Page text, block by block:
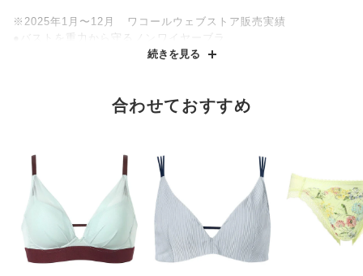
※2025年1月〜12月 ワコールウェブストア販売実績
●バストを重力から守るノンワイヤーブラ
つけるだけで、重力によるバストの皮ふ伸びを抑え、ノンワイ
さまざまな姿勢のときでも、バストケアシートが密着して、バ
バストケアシートには綿混素材を使用し、肌ざわりがやさしい
●サイドのラインをすっきり
ハリとコシのあるプッシュアップ成型カップ(モールドカップ)
が自然なまるみのあるバストをメイクし、カップ脇の切り替え
で、サイドのラインをすっきりととのえる
●ピタッとフィット
モールドカップ肌側の厚みで、バストを押し上げ、ボーンとカ
ップ脇の切り替えで、ピタッとフィット
続きを見る
合わせておすすめ